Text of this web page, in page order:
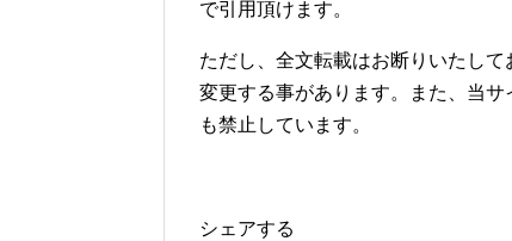
で引用頂けます。
ただし、全文転載はお断りいたし
変更する事があります。また、当
も禁止しています。
シェアする